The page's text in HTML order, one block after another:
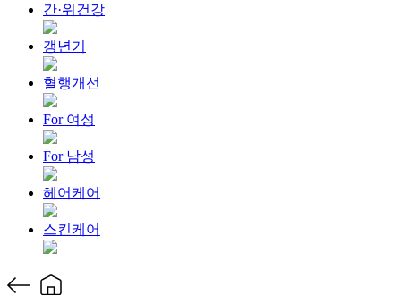
간·위건강
갱년기
혈행개선
For 여성
For 남성
헤어케어
스킨케어